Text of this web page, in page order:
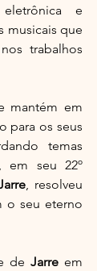
e
musicais que
trabalhos
mantém em
para os seus
temas
em seu 22º
, resolveu
o seu eterno
de Jarre em